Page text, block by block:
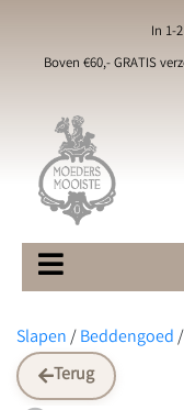
In 1-
Boven €60,- GRATIS
Slapen/Beddengoed/
Terug